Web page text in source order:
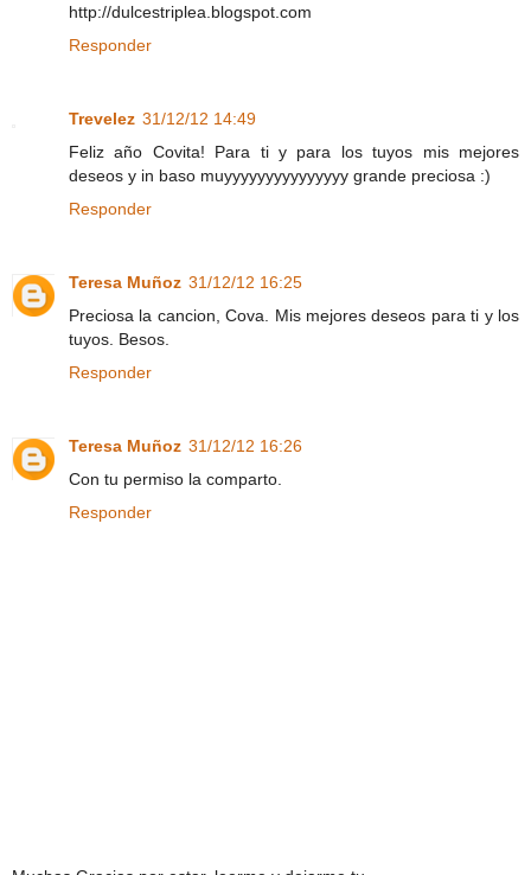
http://dulcestriplea.blogspot.com
Responder
Trevelez 31/12/12 14:49
Feliz año Covita! Para ti y para los tuyos mis mejores
deseos y in baso muyyyyyyyyyyyyyyy grande preciosa :)
Responder
Teresa Muñoz 31/12/12 16:25
Preciosa la cancion, Cova. Mis mejores deseos para ti y los
tuyos. Besos.
Responder
Teresa Muñoz 31/12/12 16:26
Con tu permiso la comparto.
Responder